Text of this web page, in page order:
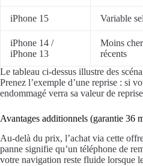
iPhone 15 Variable
iPhone 14 /
iPhone 13
Moins
récents
Le tableau ci-dessus illustre des
Prenez l’exemple d’une reprise : si
endommagé verra sa valeur de
Avantages additionnels (garantie 36
Au-delà du prix, l’achat via cette
panne signifie qu’un téléphone de
votre navigation reste fluide lorsque